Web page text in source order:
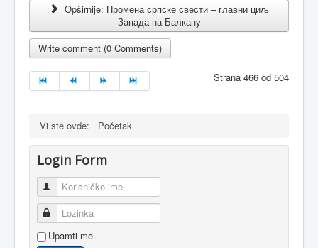
Twitter
Opširnije: Промена српске свести – главни циљ
Запада на Балкану
Write comment (0 Comments)
Strana 466 od 504
Vi ste ovde: Početak
Login Form
Korisničko ime
Lozinka
Upamti me